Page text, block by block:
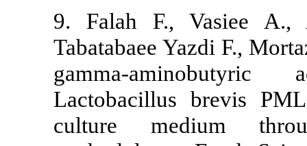
9. Falah F.,
Tabatabaee
culture